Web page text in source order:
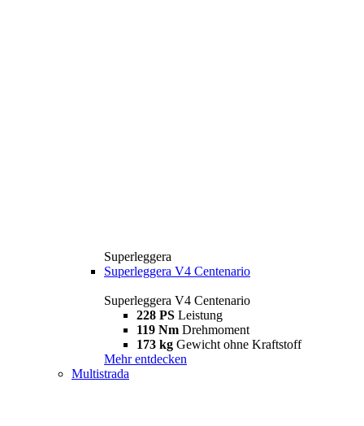
Superleggera
Superleggera V4 Centenario
Superleggera V4 Centenario
228 PS Leistung
119 Nm Drehmoment
173 kg Gewicht ohne Kraftstoff
Mehr entdecken
Multistrada